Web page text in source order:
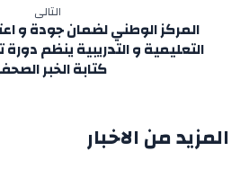
التالى
المركز الوطني لضمان جودة و
التعليمية و التدريبية ينظم
كتابة الخبر
المزيد من الاخبار